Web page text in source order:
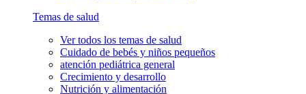
Temas de salud
Ver todos los temas de salud
Cuidado de bebés y niños pequeños
atención pediátrica general
Crecimiento y desarrollo
Nutrición y alimentación